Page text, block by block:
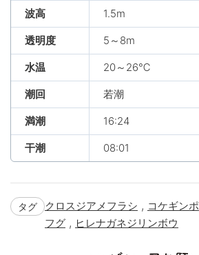
波高 1.5m
透明度 5～8m
水温 20～26℃
潮回 若潮
満潮 16:24
干潮 08:01
タグ クロスジアメフラシ , コケギンポ
フグ , ヒレナガネジリンボウ